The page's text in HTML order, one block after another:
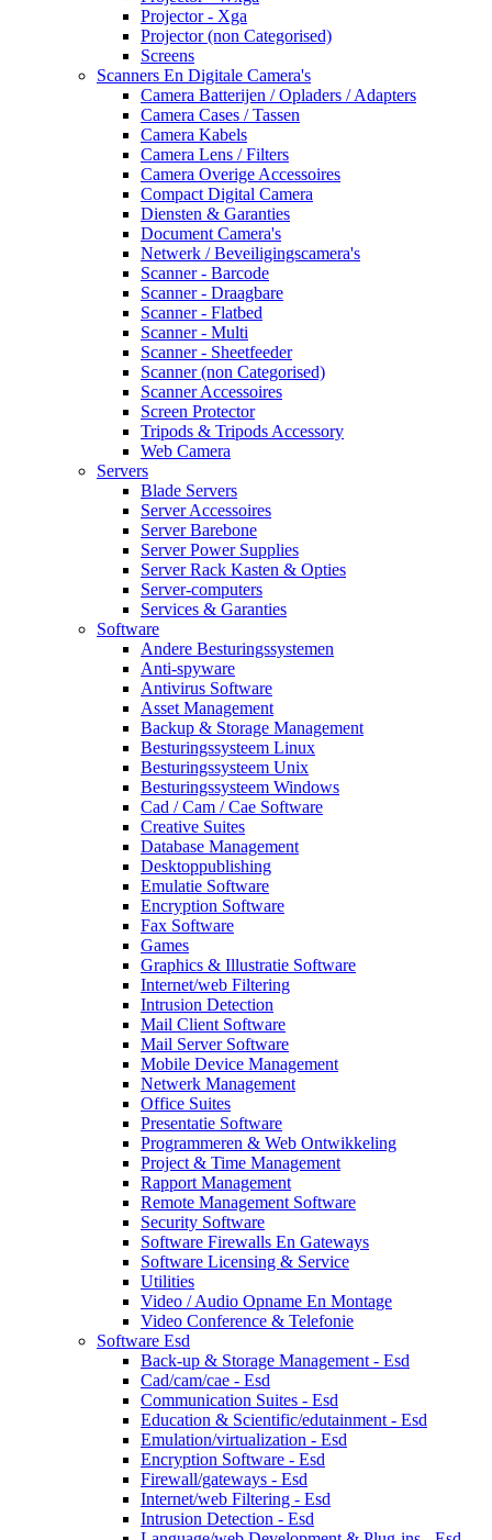
Projector - Xga
Projector (non Categorised)
Screens
Scanners En Digitale Camera's
Camera Batterijen / Opladers / Adapters
Camera Cases / Tassen
Camera Kabels
Camera Lens / Filters
Camera Overige Accessoires
Compact Digital Camera
Diensten & Garanties
Document Camera's
Netwerk / Beveiligingscamera's
Scanner - Barcode
Scanner - Draagbare
Scanner - Flatbed
Scanner - Multi
Scanner - Sheetfeeder
Scanner (non Categorised)
Scanner Accessoires
Screen Protector
Tripods & Tripods Accessory
Web Camera
Servers
Blade Servers
Server Accessoires
Server Barebone
Server Power Supplies
Server Rack Kasten & Opties
Server-computers
Services & Garanties
Software
Andere Besturingssystemen
Anti-spyware
Antivirus Software
Asset Management
Backup & Storage Management
Besturingssysteem Linux
Besturingssysteem Unix
Besturingssysteem Windows
Cad / Cam / Cae Software
Creative Suites
Database Management
Desktoppublishing
Emulatie Software
Encryption Software
Fax Software
Games
Graphics & Illustratie Software
Internet/web Filtering
Intrusion Detection
Mail Client Software
Mail Server Software
Mobile Device Management
Netwerk Management
Office Suites
Presentatie Software
Programmeren & Web Ontwikkeling
Project & Time Management
Rapport Management
Remote Management Software
Security Software
Software Firewalls En Gateways
Software Licensing & Service
Utilities
Video / Audio Opname En Montage
Video Conference & Telefonie
Software Esd
Back-up & Storage Management - Esd
Cad/cam/cae - Esd
Communication Suites - Esd
Education & Scientific/edutainment - Esd
Emulation/virtualization - Esd
Encryption Software - Esd
Firewall/gateways - Esd
Internet/web Filtering - Esd
Intrusion Detection - Esd